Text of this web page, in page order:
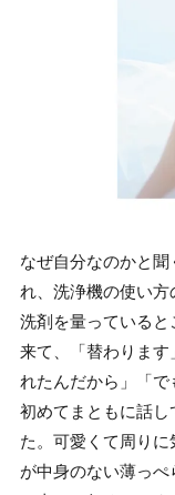
なぜ自分なのかと
れ、洗浄機の使い
洗剤を量っている
来て、「替わります
れたんだから」「で
初めてまともに話
た。可愛くて周り
が中身のない薄っ